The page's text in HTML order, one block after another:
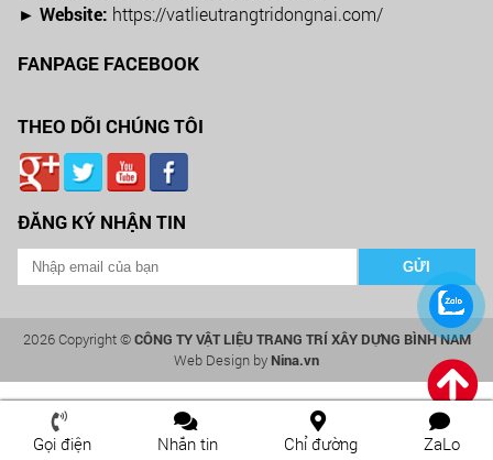
► Website: https://vatlieutrangtridongnai.com/
FANPAGE FACEBOOK
THEO DÕI CHÚNG TÔI
ĐĂNG KÝ NHẬN TIN
2026 Copyright ©CÔNG TY VẬT LIỆU TRANG TRÍ XÂY DỰNG BÌNH NAM
Web Design by Nina.vn
Gọi điện Nhắn tin Chỉ đường ZaLo